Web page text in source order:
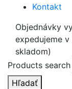
Kontakt
Objednávky
expedujeme
skladom)
Products search
Hľadať